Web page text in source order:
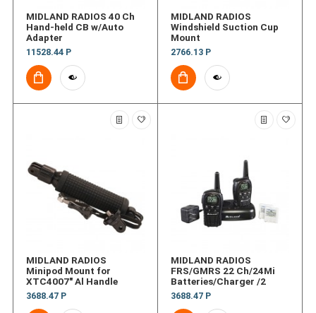
MIDLAND RADIOS 40 Ch
Hand-held CB w/Auto
Adapter
11528.44 Р
MIDLAND RADIOS
Windshield Suction Cup
Mount
2766.13 Р
MIDLAND RADIOS
Minipod Mount for
XTC4007" Al Handle
3688.47 Р
MIDLAND RADIOS
FRS/GMRS 22 Ch/24Mi
Batteries/Charger /2
3688.47 Р